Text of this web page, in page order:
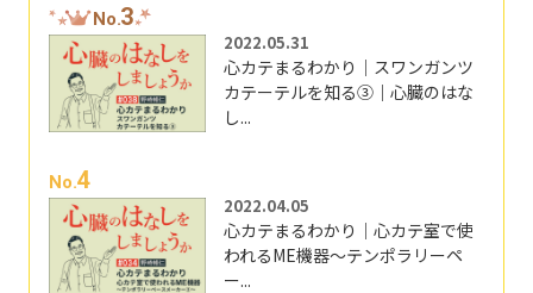
No.3
2022.05.31
心カテまるわかり｜スワンガンツ
カテーテルを知る③｜心臓のはな
し...
No.4
2022.04.05
心カテまるわかり｜心カテ室で使
われるME機器～テンポラリーペ
ー...